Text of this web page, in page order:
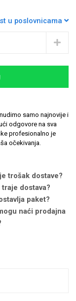
u poslovnicama
samo najnovije i
odgovore na sva
profesionalno je
očekivanja.
trošak dostave?
traje dostava?
paket?
naći prodajna